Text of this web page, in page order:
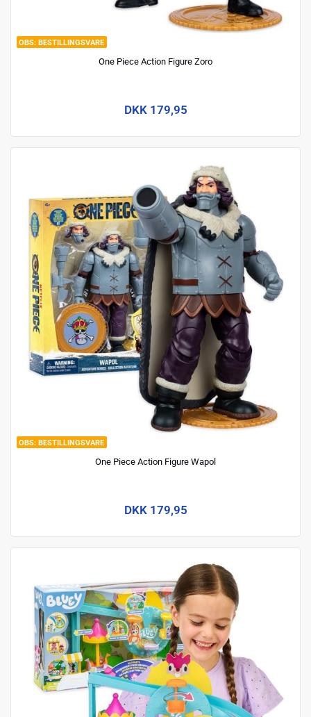
BESTILLINGSVARE
One Piece Action Figure Zoro
DKK 179,95
BESTILLINGSVARE
One Piece Action Figure Wapol
DKK 179,95